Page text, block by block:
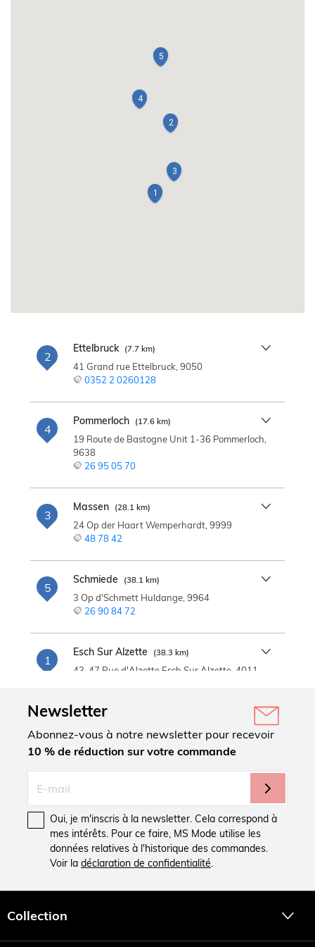
1
2
3
4
5
2
Ettelbruck (7.7 km)
41 Grand rue Ettelbruck, 9050
0352 2 0260128
4
Pommerloch (17.6 km)
19 Route de Bastogne Unit 1-36 Pommerloch,
9638
26 95 05 70
3
Massen (28.1 km)
24 Op der Haart Wemperhardt, 9999
48 78 42
5
Schmiede (38.1 km)
3 Op d'Schmett Huldange, 9964
26 90 84 72
1
Esch Sur Alzette (38.3 km)
43-47 Rue d'Alzette Esch Sur Alzette, 4011
Newsletter
Abonnez-vous à notre newsletter pour recevoir
10 % de réduction sur votre commande
Oui, je m'inscris à la newsletter. Cela correspond à
mes intérêts. Pour ce faire, MS Mode utilise les
données relatives à l'historique des commandes.
Voir la déclaration de confidentialité
Collection